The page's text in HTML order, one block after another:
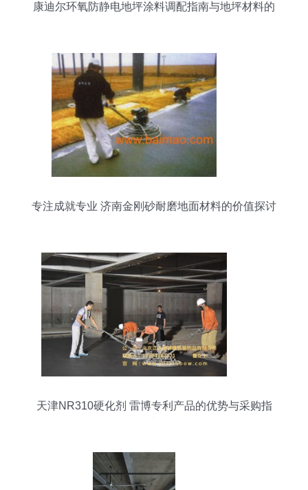
康迪尔环氧防静电地坪涂料调配指南与地坪材料的
专注成就专业 济南金刚砂耐磨地面材料的价值探讨
天津NR310硬化剂 雷博专利产品的优势与采购指